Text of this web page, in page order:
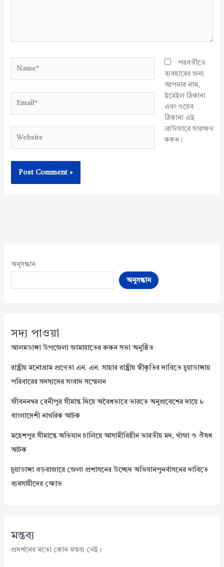
পরবর্তীতে
ব্যবহারের জন্য
আপনার নাম,
ইমেইল ঠিকানা
এবং ওয়েব
ঠিকানা এই
ব্রাউজারে সংরক্ষণ
করুন।
অনুসন্ধান
অনুসন্ধান
সদ্য পাওয়া
আলমডাঙ্গা উপজেলা জামায়াতের রুকন সভা অনুষ্ঠিত
রাষ্ট্রীয় মনোগ্রাম প্রণেতা এন. এন. সাহার রাষ্ট্রীয় স্বীকৃতির দাবিতে চুয়াডাঙ্গায়
পরিবারের সদস্যদের সংবাদ সম্মেলন
জীবননগর বেনীপুর সীমান্ত দিয়ে অবৈধভাবে ভারতে অনুপ্রবেশের দায়ে ৮
বাংলাদেশী নাগরিক আটক
মহেশপুর সীমান্তে অভিযান চালিয়ে আসামীবিহীন ভারতীয় মদ, গাঁজা ও ঔষধ
আটক
চুয়াডাঙ্গা বড়বাজারে জেলা প্রশাসনের উচ্ছেদ অভিযানপুনর্বাসনের দাবিতে
ব্যবসায়ীদের ক্ষোভ
মন্তব্য
প্রদর্শনের মতো কোন মন্তব্য নেই।